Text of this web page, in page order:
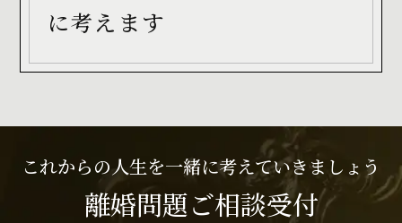
に考えます
これからの人生を一緒に考えていきましょう
離婚問題ご相談受付